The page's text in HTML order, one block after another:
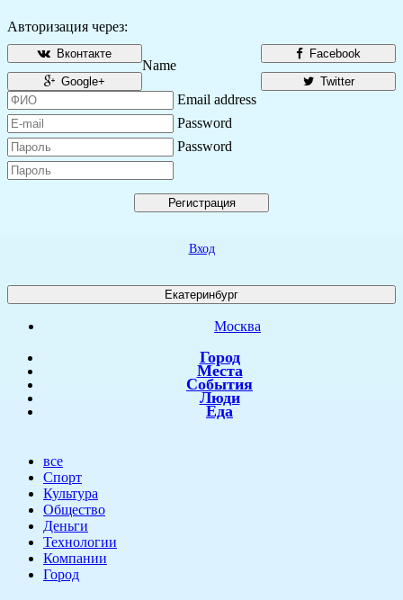
Авторизация через:
Facebook
Вконтакте
Twitter
Google+
Name
Email address
Password
Password
Регистрация
Вход
Екатеринбург
Москва
Город
Места
События
Люди
Еда
все
Спорт
Культура
Общество
Деньги
Технологии
Компании
Город